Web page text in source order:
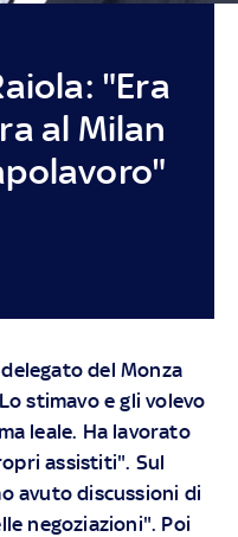
"Era
al Milan
del Monza
stimavo e gli volevo
leale. Ha lavorato
assistiti". Sul
avuto discussioni di
negoziazioni". Poi